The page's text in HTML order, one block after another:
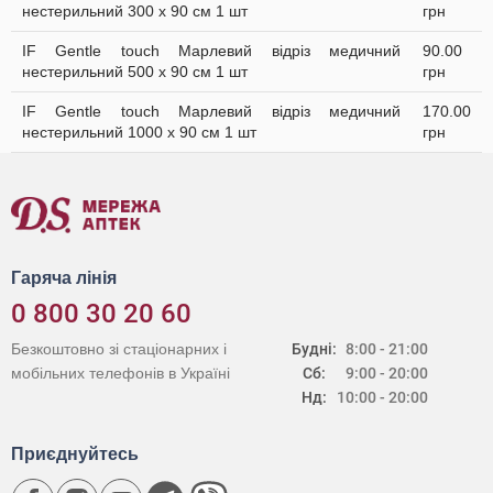
нестерильний 300 х 90 см 1 шт
грн
IF Gentle touch Марлевий відріз медичний
нестерильний 500 х 90 см 1 шт
90.00
грн
IF Gentle touch Марлевий відріз медичний
нестерильний 1000 х 90 см 1 шт
170.00
грн
Гаряча лінія
0 800 30 20 60
Будні:
Сб:
Нд:
8:00 - 21:00
9:00 - 20:00
10:00 - 20:00
Безкоштовно зі стаціонарних і
мобільних телефонів в Україні
Приєднуйтесь